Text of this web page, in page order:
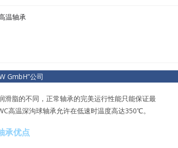
温轴承
GmbH”公司
脂的不同，正常轴承的完美运行性能只能保证最
高温深沟球轴承允许在低速时温度高达350℃。
承优点